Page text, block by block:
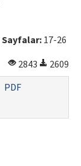
Sayfalar: 17-26
2843
2609
PDF